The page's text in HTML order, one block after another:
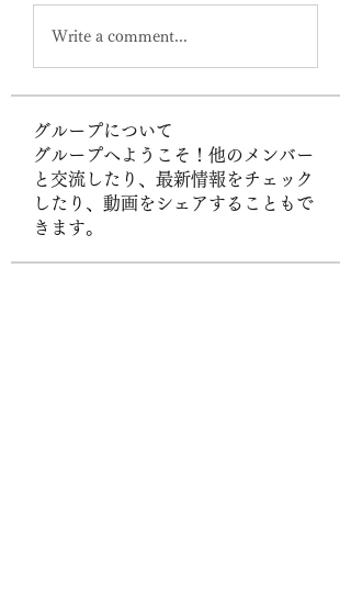
Write a comment...
グループについて
グループへようこそ！他のメンバー
と交流したり、最新情報をチェック
したり、動画をシェアすることもで
きます。